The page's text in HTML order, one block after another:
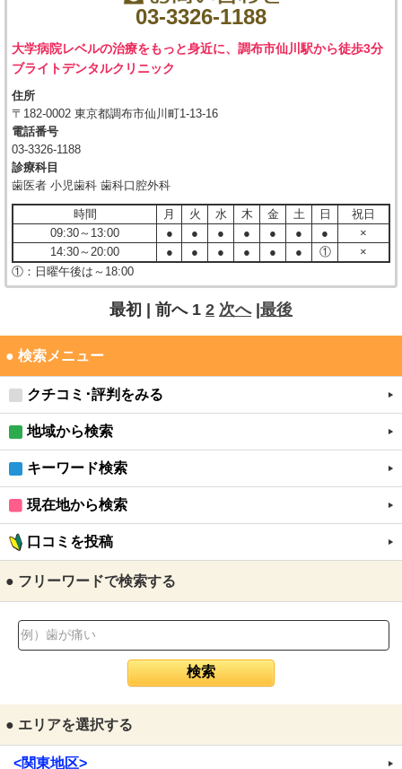
03-3326-1188
大学病院レベルの治療をもっと身近に、調布市仙川駅から徒歩3分
ブライトデンタルクリニック
住所
〒182-0002 東京都調布市仙川町1-13-16
電話番号
03-3326-1188
診療科目
歯医者 小児歯科 歯科口腔外科
時間 月 火 水 木 金 土 日
祝日
09:30～13:00
● ● ● ● ● ● ●
×
14:30～20:00
● ● ● ● ● ● ①
×
①：日曜午後は～18:00
最初 | 前へ 1 2 次へ|最後
● 検索メニュー
クチコミ･評判をみる
地域から検索
キーワード検索
現在地から検索
口コミを投稿
● フリーワードで検索する
● エリアを選択する
<関東地区>